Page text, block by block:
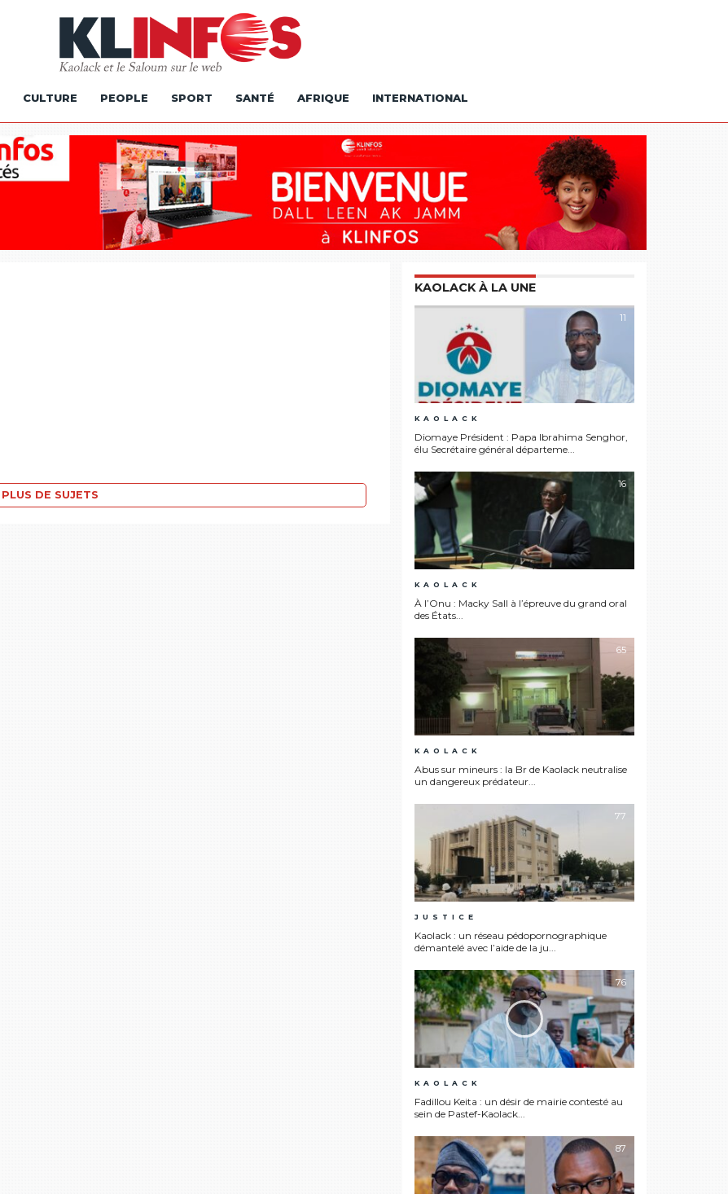
CULTURE PEOPLE SPORT SANTÉ AFRIQUE INTERNATIONAL
PLUS DE SUJETS
KAOLACK À LA UNE
11
KAOLACK
Diomaye Président : Papa Ibrahima Senghor,
élu Secrétaire général départeme...
16
KAOLACK
À l’Onu : Macky Sall à l’épreuve du grand oral
des États...
65
KAOLACK
Abus sur mineurs : la Br de Kaolack neutralise
un dangereux prédateur...
77
JUSTICE
Kaolack : un réseau pédopornographique
démantelé avec l’aide de la ju...
76
KAOLACK
Fadillou Keita : un désir de mairie contesté au
sein de Pastef-Kaolack...
87